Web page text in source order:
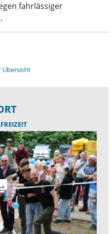
fahrlässiger
Übersicht
FREIZEIT